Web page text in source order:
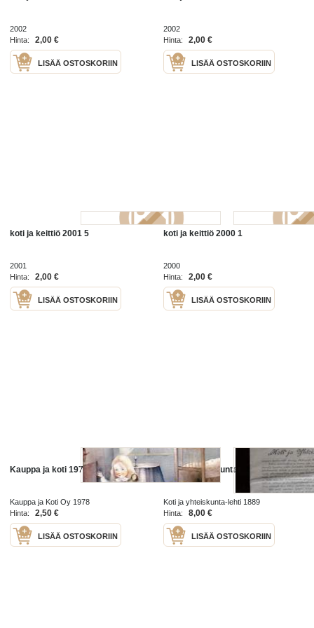
2002
Hinta:
2,00 €
LISÄÄ OSTOSKORIIN
2002
Hinta:
2,00 €
LISÄÄ OSTOSKORIIN
koti ja keittiö 2001 5
2001
Hinta:
2,00 €
LISÄÄ OSTOSKORIIN
koti ja keittiö 2000 1
2000
Hinta:
2,00 €
LISÄÄ OSTOSKORIIN
Kauppa ja koti 1978 N:o 12
Kauppa ja Koti Oy 1978
Hinta:
2,50 €
LISÄÄ OSTOSKORIIN
Koti ja yhteiskunta 1/ 1889
Koti ja yhteiskunta-lehti 1889
Hinta:
8,00 €
LISÄÄ OSTOSKORIIN